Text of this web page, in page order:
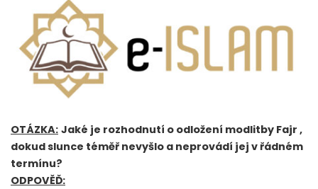
OTÁZKA: Jaké je rozhodnutí o odložení modlitby Fajr ,
dokud slunce téměř nevyšlo a neprovádí jej v řádném
termínu?
ODPOVĚĎ: